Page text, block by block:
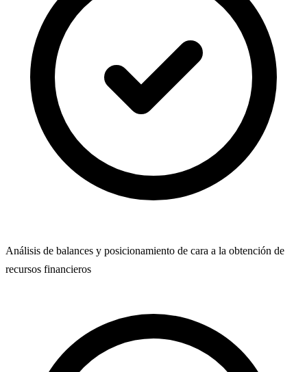
Análisis de balances y posicionamiento de cara a la obtención de
recursos financieros